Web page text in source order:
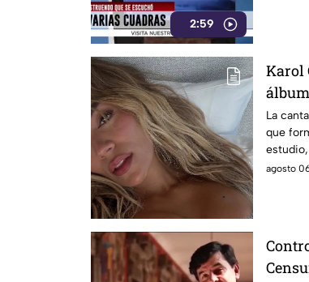
2:59
Karol
la
La
que
agosto